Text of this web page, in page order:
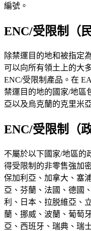
編號。
ENC/受限制（
除禁運目的地和被指定
可以向所有領土上的大
ENC/受限制產品。在
禁運目的地的國家/地區
亞以及烏克蘭的克里米
ENC/受限制（
不屬於以下國家/地區的
得受限制的非零售強加
保加利亞、加拿大、塞
亞、芬蘭、法國、德國
利、日本、拉脱維亞、
蘭、挪威、波蘭、葡萄
亞、西班牙、瑞典、瑞